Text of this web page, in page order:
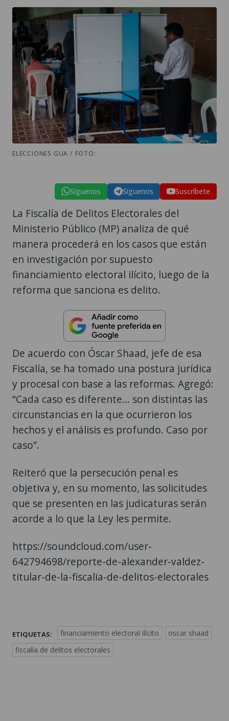
ELECCIONES GUA / FOTO:
Síguenos Síguenos Suscríbete
La Fiscalía de Delitos Electorales del
Ministerio Público (MP) analiza de qué
manera procederá en los casos que están
en investigación por supuesto
financiamiento electoral ilícito, luego de la
reforma que sanciona es delito.
De acuerdo con Óscar Shaad, jefe de esa
Fiscalía, se ha tomado una postura jurídica
y procesal con base a las reformas. Agregó:
“Cada caso es diferente... son distintas las
circunstancias en la que ocurrieron los
hechos y el análisis es profundo. Caso por
caso”.
Reiteró que la persecución penal es
objetiva y, en su momento, las solicitudes
que se presenten en las judicaturas serán
acorde a lo que la Ley les permite.
https://soundcloud.com/user-
642794698/reporte-de-alexander-valdez-
titular-de-la-fiscalia-de-delitos-electorales
ETIQUETAS: financiamiento electoral ilícito
oscar shaad
fiscalía de delitos electorales